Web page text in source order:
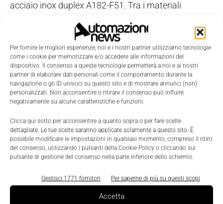
Per fornire le migliori esperienze, noi e i nostri partner utilizziamo tecnologie
come i cookie per memorizzare e/o accedere alle informazioni del
dispositivo. Il consenso a queste tecnologie permetterà a noi e ai nostri
partner di elaborare dati personali come il comportamento durante la
navigazione o gli ID univoci su questo sito e di mostrare annunci (non)
personalizzati. Non acconsentire o ritirare il consenso può influire
negativamente su alcune caratteristiche e funzioni.
Clicca qui sotto per acconsentire a quanto sopra o per fare scelte
dettagliate. Le tue scelte saranno applicate solamente a questo sito. È
possibile modificare le impostazioni in qualsiasi momento, compreso il ritiro
del consenso, utilizzando i pulsanti della Cookie Policy o cliccando sul
pulsante di gestione del consenso nella parte inferiore dello schermo.
Gestisci 1771 fornitori Per saperne di più su questi scopi
Accetta
acciaio inox duplex A182-F51. Tra i materiali
duplex, il Monel, l'Hastelloy, il 6Mo e l'Incoloy 625,
tutti soggetti ai vincoli fisici di layout
dell'installazione.
Elettrovalvole per dispositivi di
comando attuatori
Parker esporrà anche la nuova gamma di
elettrovalvoleper dispositivi di comando attuatori,
che consentono di raggiungere una temperatura
tracciabilità del materiale.